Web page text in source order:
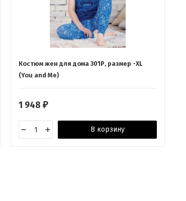
Костюм жен для дома 301Р, размер -XL
(You and Me)
1 948₽
В корзину